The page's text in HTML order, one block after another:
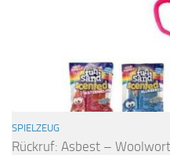
SPIELZEUG
Rückruf: Asbest –